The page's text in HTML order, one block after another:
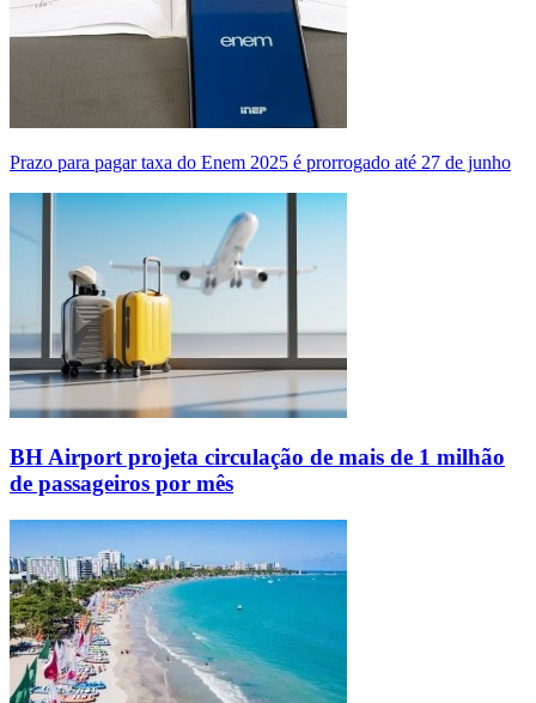
Prazo para pagar taxa do Enem 2025 é prorrogado até 27 de junho
BH Airport projeta circulação de mais de 1 milhão
de passageiros por mês